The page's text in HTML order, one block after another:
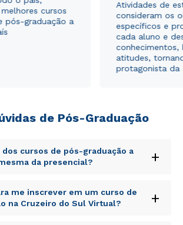
cursos
pós-graduação a
Atividades de
consideram os
específicos e
cada aluno e
conhecimentos,
atitudes,
protagonista da
de Pós-Graduação
cursos de pós-graduação a
da presencial?
+
unde omnis iste natus error sit
doloremque laudantium,
eaque ipsa quae ab illo inventore
me inscrever em um curso de
na Cruzeiro do Sul Virtual?
+